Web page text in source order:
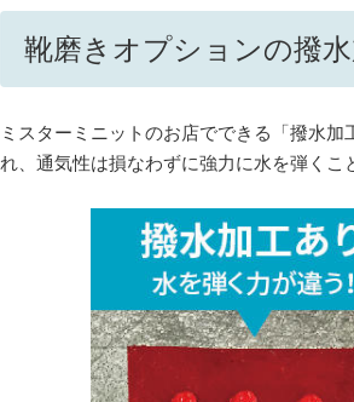
靴磨きオプションの撥
ミスターミニットのお店でできる「撥水加
れ、通気性は損なわずに強力に水を弾くこ